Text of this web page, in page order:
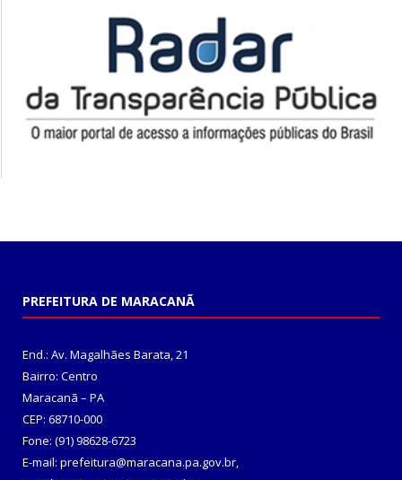
PREFEITURA DE MARACANÃ
End.: Av. Magalhães Barata, 21
Bairro: Centro
Maracanã – PA
CEP: 68710-000
Fone: (91) 98628-6723
E-mail: prefeitura@maracana.pa.gov.br,